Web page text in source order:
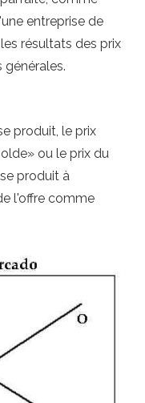
entreprise de
résultats des prix
générales.
produit, le prix
ou le prix du
produit à
l'offre comme